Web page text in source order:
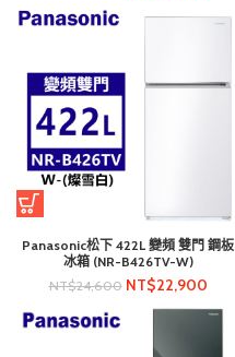
Panasonic松下 422L 變頻 雙門 鋼板
冰箱 (NR-B426TV-W)
NT$24,600 NT$22,900